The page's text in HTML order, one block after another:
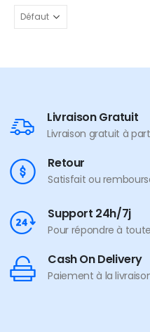
Livraison Gratuit
Livraison gratuit à
Retour
Satisfait ou
Support 24h/7j
Pour répondre à
Cash On Delivery
Paiement à la